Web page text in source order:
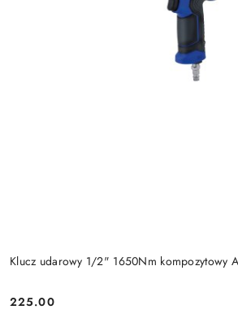
Klucz udarowy 1/2" 1650Nm kompozytowy
Cena:
225.00